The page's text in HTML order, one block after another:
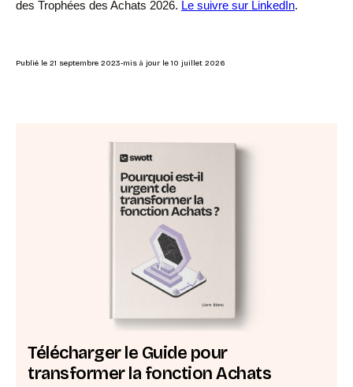
des Trophées des Achats 2026. Le suivre sur LinkedIn.
Publié le 21 septembre 2023-mis à jour le 10 juillet 2026
Télécharger le Guide pour
transformer la fonction Achats